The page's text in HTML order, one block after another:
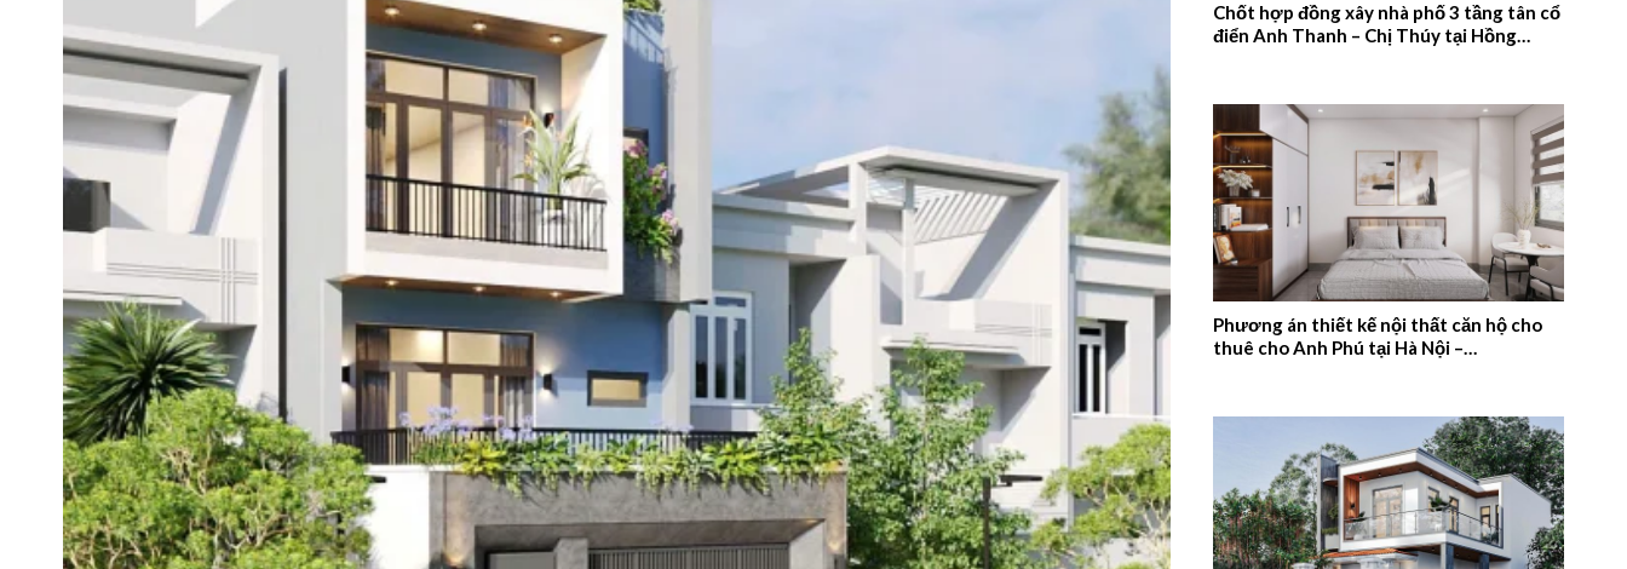
Chốt hợp đồng xây nhà phố 3 tầng tân cổ
điển Anh Thanh – Chị Thúy tại Hồng
Phương án thiết kế nội thất căn hộ cho
thuê cho Anh Phú tại Hà Nội –